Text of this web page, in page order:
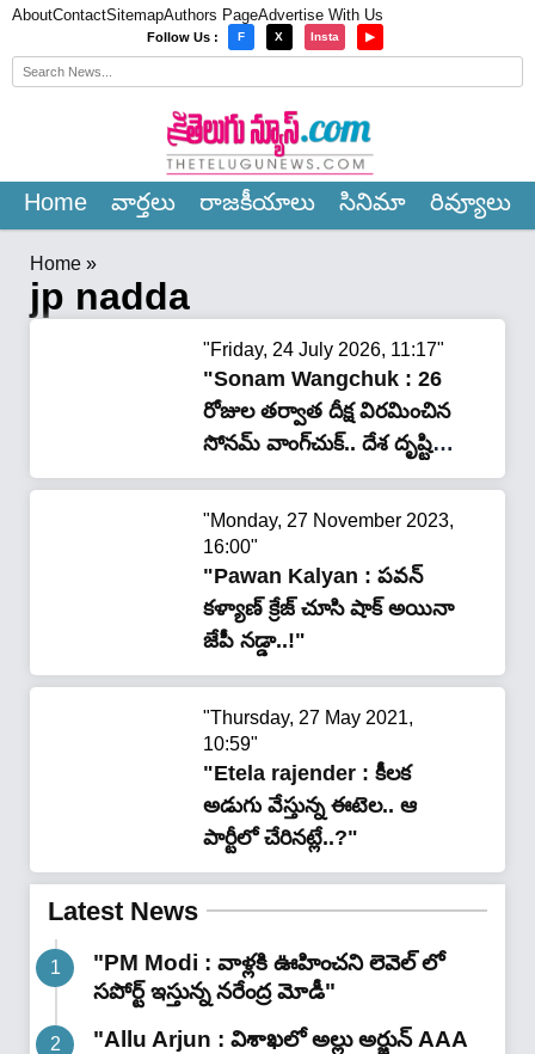
AboutContactSitemapAuthors PageAdvertise With Us
Follow Us : F X Insta ▶
Home వార్త‌లు రాజ‌కీయాలు సినిమా రివ్యూలు
Home »
jp nadda
"Friday, 24 July 2026, 11:17"
"Sonam Wangchuk : 26
రోజుల తర్వాత దీక్ష విరమించిన
సోనమ్ వాంగ్‌చుక్.. దేశ దృష్టి
నేటి భేటీపైనే"
"Monday, 27 November 2023,
16:00"
"Pawan Kalyan : పవన్
కళ్యాణ్ క్రేజ్ చూసి షాక్ అయినా
జేపీ నడ్డా..!"
"Thursday, 27 May 2021,
10:59"
"Etela rajender : కీలక
అడుగు వేస్తున్న ఈటెల.. ఆ
పార్టీలో చేరినట్లే..?"
Latest News
"PM Modi : వాళ్లకి ఊహించని లెవెల్ లో
సపోర్ట్ ఇస్తున్న నరేంద్ర మోడీ"
"Allu Arjun : విశాఖలో అల్లు అర్జున్ AAA